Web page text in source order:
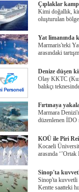
Çıplaklar
Kimi doğallık,
oluşturulan
Yat limanında
Marmaris'teki
arasındaki
Denize düşen
Olay KKTC
balıkçı
Fırtınaya
Marmara
düzenlenen İDO
KOÜ ile Piri
Kocaeli
arasında
Sinop'ta
Sinop'ta kuvvetli
Kentte saatteki